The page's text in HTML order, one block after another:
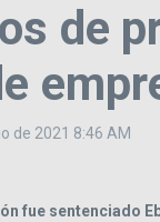
de
de 2021 8:46 AM
fue sentenciado